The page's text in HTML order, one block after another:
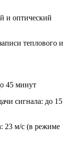
и оптический
теплового и
45 минут
сигнала: до 15
23 м/с (в режиме